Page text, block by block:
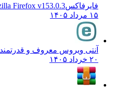
فایرفاکسFirefox v153.0.3
۱۵ مرداد ۱۴۰۵
آنتی ویروس معروف و قدرتمند NOD32
۲۰ خرداد ۱۴۰۵